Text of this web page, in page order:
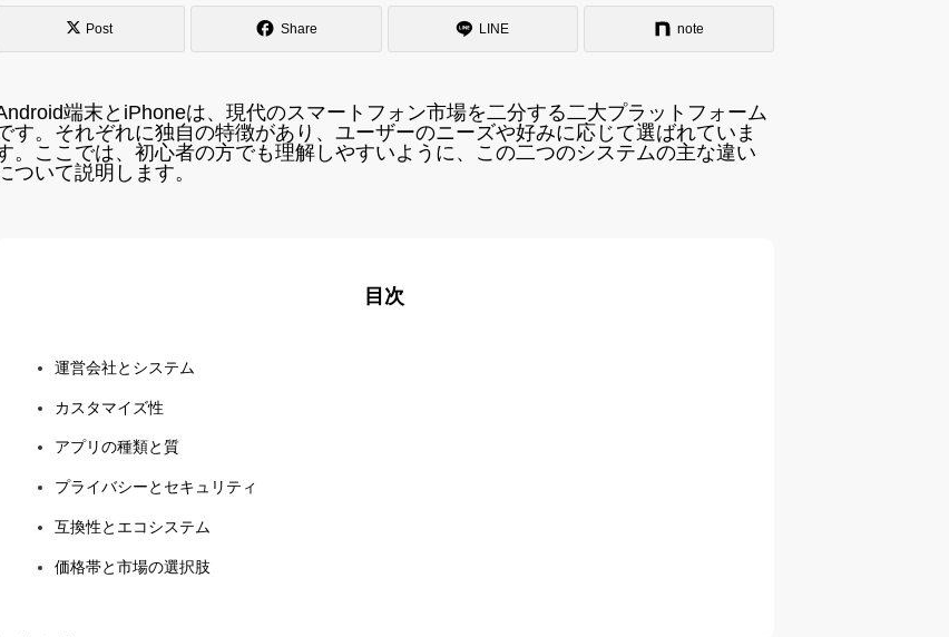
Post Share LINE note
端末とiPhoneは、現代のスマートフォン市場を二分する二大プラットフォーム
す。それぞれに独自の特徴があり、ユーザーのニーズや好みに応じて選ばれていま
。ここでは、初心者の方でも理解しやすいように、この二つのシステムの主な違い
ついて説明します。
目次
運営会社とシステム
カスタマイズ性
アプリの種類と質
プライバシーとセキュリティ
互換性とエコシステム
価格帯と市場の選択肢